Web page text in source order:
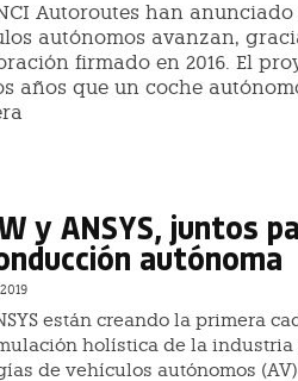
Autoroutes han anunciado
autónomos avanzan,
firmado en 2016. El
años que un coche
y ANSYS, juntos
autónoma
están creando la primera
holística de la industria
de vehículos autónomos